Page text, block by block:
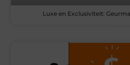
Luxe en Exclusiviteit: